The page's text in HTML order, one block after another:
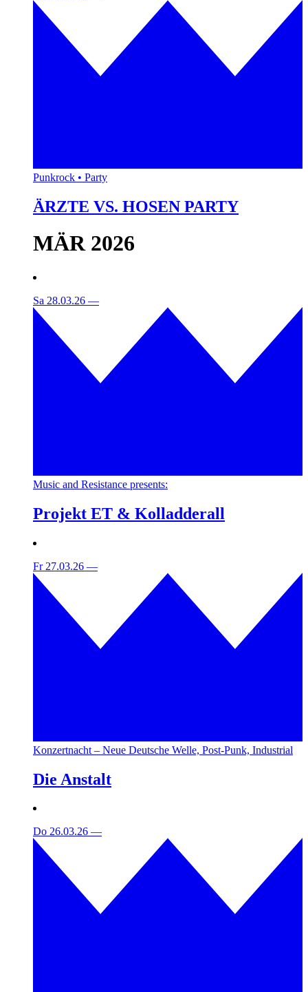
Punkrock • Party
ÄRZTE VS. HOSEN PARTY
MÄR 2026
Sa 28.03.26 —
Music and Resistance presents:
Projekt ET & Kolladderall
Fr 27.03.26 —
Konzertnacht – Neue Deutsche Welle, Post-Punk, Industrial
Die Anstalt
Do 26.03.26 —